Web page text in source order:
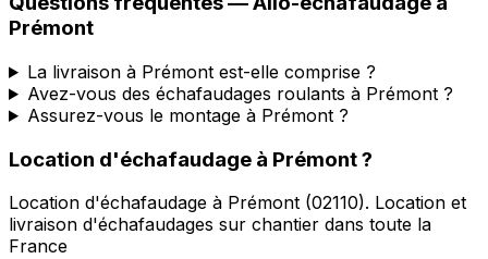
Prémont
La livraison à Prémont est-elle comprise ?
Avez-vous des échafaudages roulants à Prémont ?
Assurez-vous le montage à Prémont ?
Location d'échafaudage à Prémont?
Location d'échafaudage à Prémont (02110). Location et
livraison d'échafaudages sur chantier dans toute la
France